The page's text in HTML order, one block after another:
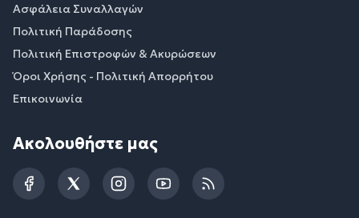
Ασφάλεια Συναλλαγών
Πολιτική Παράδοσης
Πολιτική Επιστροφών & Ακυρώσεων
Όροι Χρήσης - Πολιτική Απορρήτου
Επικοινωνία
Ακολουθήστε μας
FacebookTwitterInstagramYouTubeRSS